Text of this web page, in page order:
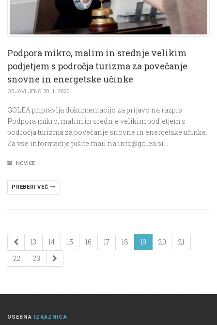
Podpora mikro, malim in srednje velikim
podjetjem s področja turizma za povečanje
snovne in energetske učinke
OBJAVLJENO 30. 1. 2020
GOLEA pripravlja dokumentacijo za prijavo na razpis
Podpora mikro, malim in srednje velikim podjetjem s
področja turizma za povečanje snovne in energetske učinke.
Za vse informacije pišite mail na info@golea.si…
NOVICE
PREBERI VEČ
13 14 15 16 17 18 19 20
21
22
23
OSEBNA IZKAZNICA